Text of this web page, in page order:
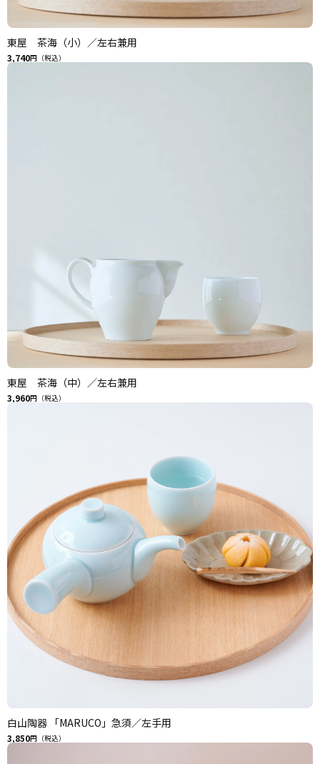
東屋 茶海（小）／左右兼用
3,740円（税込）
東屋 茶海（中）／左右兼用
3,960円（税込）
白山陶器 「MARUCO」急須／左手用
3,850円（税込）